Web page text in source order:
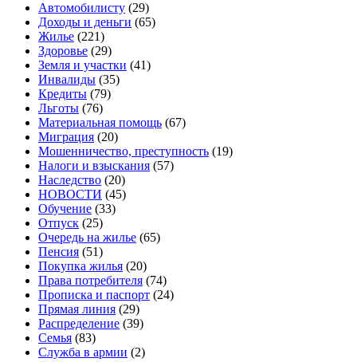
Автомобилисту (29)
Доходы и деньги (65)
Жилье (221)
Здоровье (29)
Земля и участки (41)
Инвалиды (35)
Кредиты (79)
Льготы (76)
Материальная помощь (67)
Миграция (20)
Мошенничество, преступность (19)
Налоги и взыскания (57)
Наследство (20)
НОВОСТИ (45)
Обучение (33)
Отпуск (25)
Очередь на жилье (65)
Пенсия (51)
Покупка жилья (20)
Права потребителя (74)
Прописка и паспорт (24)
Прямая линия (29)
Распределение (39)
Семья (83)
Служба в армии (2)